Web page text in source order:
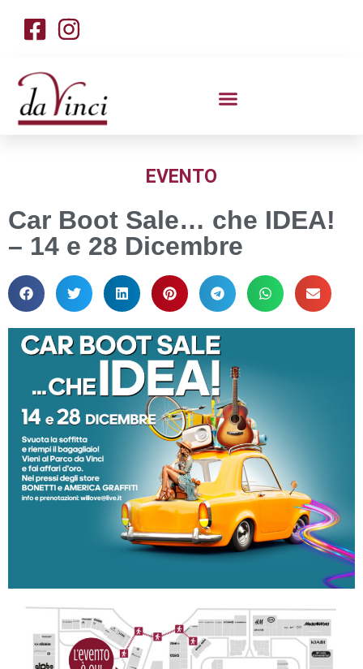
EVENTO
Car Boot Sale… che IDEA!
– 14 e 28 Dicembre